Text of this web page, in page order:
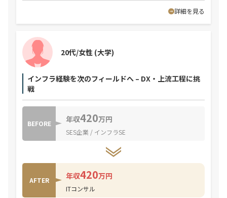
詳細を見る
インフラ経験を次のフィールドへ – DX・上流工程に挑
戦
20代/女性 (大学)
BEFORE 年収420万円
SES企業 / インフラSE
AFTER 年収420万円
ITコンサル